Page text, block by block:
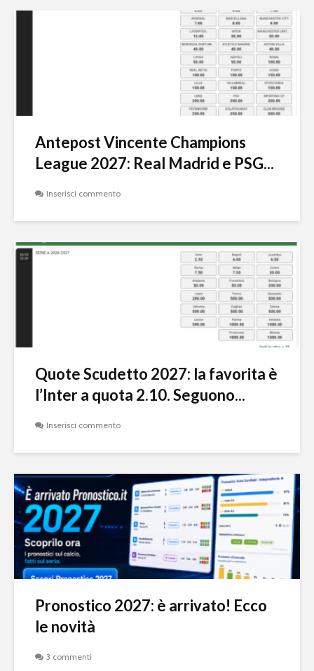
Antepost Vincente Champions
League 2027: Real Madrid e PSG...
Inserisci commento
Quote Scudetto 2027: la favorita è
l’Inter a quota 2.10. Seguono...
Inserisci commento
Pronostico 2027: è arrivato! Ecco
le novità
3 commenti